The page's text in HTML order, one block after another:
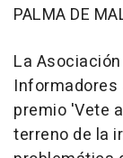
PALMA DE
La
premio 'Vete
terreno de la